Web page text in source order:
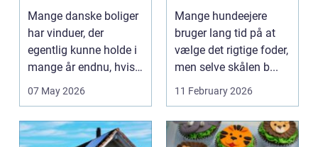
af dine gamle
rammer
Mange danske boliger
har vinduer, der
egentlig kunne holde i
mange år endnu, hvis
de fik den r...
07 May 2026
hund
Mange hundeejere
bruger lang tid på at
vælge det rigtige foder,
men selve skålen b...
11 February 2026